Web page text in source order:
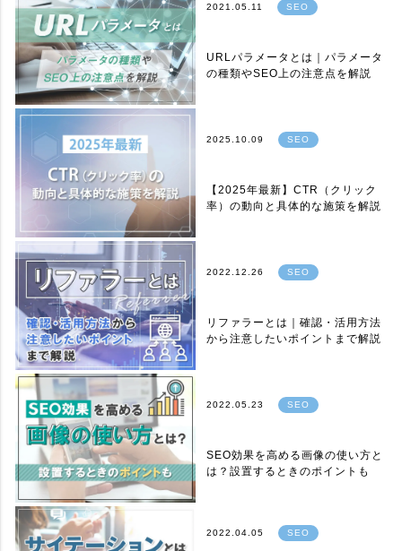
2021.05.11 SEO
URLパラメータとは｜パラメータ
の種類やSEO上の注意点を解説
2025.10.09 SEO
【2025年最新】CTR（クリック
率）の動向と具体的な施策を解説
2022.12.26 SEO
リファラーとは｜確認・活用方法
から注意したいポイントまで解説
2022.05.23 SEO
SEO効果を高める画像の使い方と
は？設置するときのポイントも
2022.04.05 SEO